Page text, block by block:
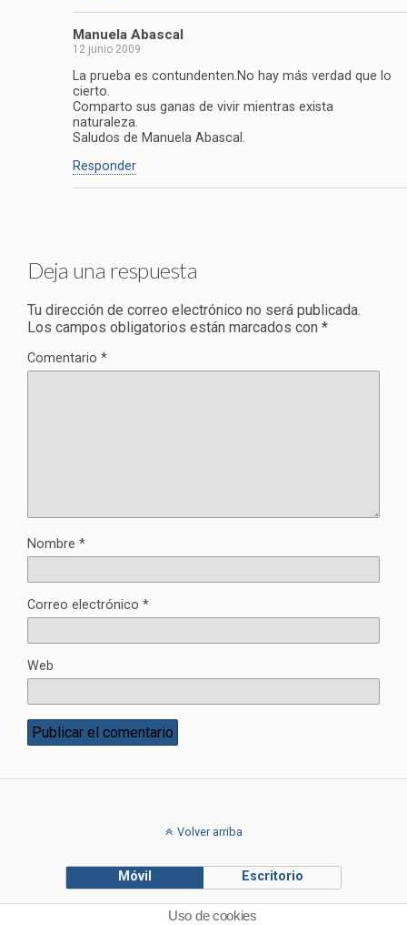
Manuela Abascal
12 junio 2009
La prueba es contundenten.No hay más verdad que lo
cierto.
Comparto sus ganas de vivir mientras exista
naturaleza.
Saludos de Manuela Abascal.
Responder
Deja una respuesta
Tu dirección de correo electrónico no será publicada.
Los campos obligatorios están marcados con *
Comentario *
Nombre *
Correo electrónico *
Web
Volver arriba
Móvil Escritorio
© Francisco Ponce Carrasco
Uso de cookies